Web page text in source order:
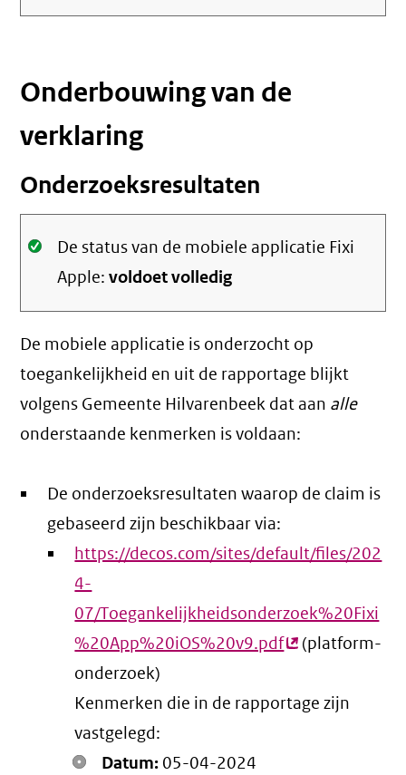
Onderbouwing van de
verklaring
Onderzoeksresultaten
Oké.
De status van de mobiele applicatie Fixi
Apple:voldoet volledig
De mobiele applicatie is onderzocht op
toegankelijkheid en uit de rapportage blijkt
volgens Gemeente Hilvarenbeek dat aan alle
onderstaande kenmerken is voldaan:
De onderzoeksresultaten waarop de claim is
gebaseerd zijn beschikbaar via:
https://decos.com/sites/default/files/202
4-
07/Toegankelijkheidsonderzoek%20Fixi
%20App%20iOS%20v9.pdf(externe
(platform-
onderzoek)
Kenmerken die in de rapportage zijn
vastgelegd:
Datum: 05-04-2024